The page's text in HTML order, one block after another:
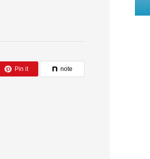
Pin it note